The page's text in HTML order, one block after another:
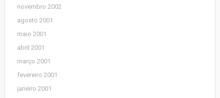
novembro 2002
agosto 2001
maio 2001
abril 2001
março 2001
fevereiro 2001
janeiro 2001